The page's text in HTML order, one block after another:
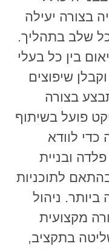
בצורה יעילה
שלב בתהליך.
בין כל בעלי
שיפוצים
בצורה
פועל בשיתוף
לוודא
ובניית
לתוכניות
ניהול
מקצועית
בתקציב,